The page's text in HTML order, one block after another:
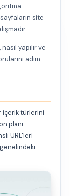
site
yapılır ve
adım
içerik türlerini
planı
URL'leri